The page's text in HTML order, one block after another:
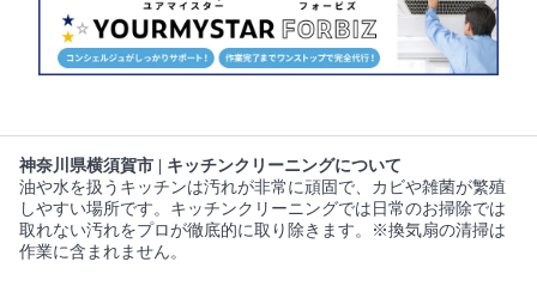
神奈川県横須賀市 | キッチンクリーニングについて
油や水を扱うキッチンは汚れが非常に頑固で、カビや雑菌が繁殖
しやすい場所です。キッチンクリーニングでは日常のお掃除では
取れない汚れをプロが徹底的に取り除きます。※換気扇の清掃は
作業に含まれません。